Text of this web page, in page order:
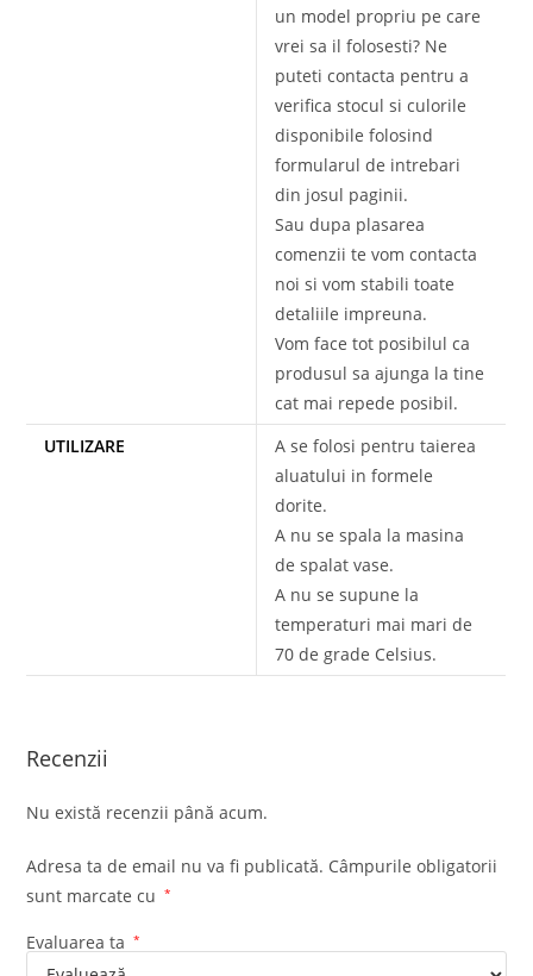
un model propriu pe care
vrei sa il folosesti? Ne
puteti contacta pentru a
verifica stocul si culorile
disponibile folosind
formularul de intrebari
din josul paginii.
Sau dupa plasarea
comenzii te vom contacta
noi si vom stabili toate
detaliile impreuna.
Vom face tot posibilul ca
produsul sa ajunga la tine
cat mai repede posibil.
UTILIZARE
A se folosi pentru taierea
aluatului in formele
dorite.
A nu se spala la masina
de spalat vase.
A nu se supune la
temperaturi mai mari de
70 de grade Celsius.
Recenzii
Nu există recenzii până acum.
Adresa ta de email nu va fi publicată. Câmpurile obligatorii
sunt marcate cu
*
Evaluarea ta *